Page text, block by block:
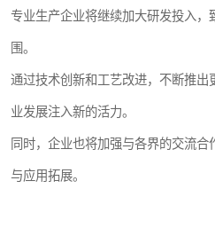
专业生产企业将继续加大研发投入，
围。
通过技术创新和工艺改进，不断推
业发展注入新的活力。
同时，企业也将加强与各界的交流
与应用拓展。